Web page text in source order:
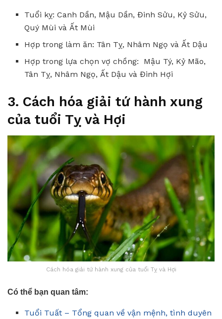
Tuổi kỵ: Canh Dần, Mậu Dần, Đinh Sửu, Kỷ Sửu,
Quý Mùi và Ất Mùi
Hợp trong làm ăn: Tân Tỵ, Nhâm Ngọ và Ất Dậu
Hợp trong lựa chọn vợ chồng: Mậu Tý, Kỷ Mão,
Tân Tỵ, Nhâm Ngọ, Ất Dậu và Đinh Hợi
3. Cách hóa giải tứ hành xung
của tuổi Tỵ và Hợi
Cách hóa giải tứ hành xung của tuổi Tỵ và Hợi
Có thể bạn quan tâm:
Tuổi Tuất – Tổng quan về vận mệnh, tình duyên